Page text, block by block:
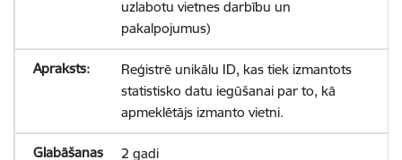
uzlabotu vietnes darbību un
pakalpojumus)
Reģistrē unikālu ID, kas tiek izmantots
statistisko datu iegūšanai par to, kā
apmeklētājs izmanto vietni.
2 gadi